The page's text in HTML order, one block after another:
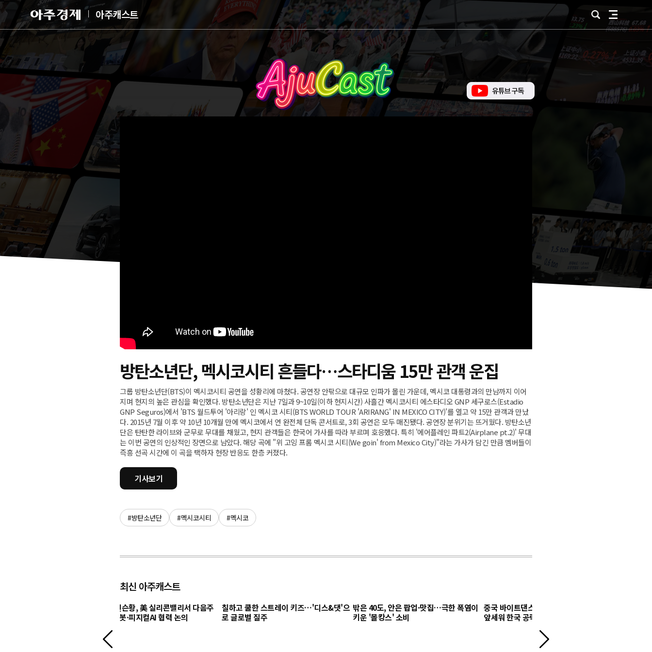
아
주
경
제
아주캐스트 검 전
체
메
Ajucast
유
튜
브
바
로
방탄소년단, 멕시코시티 흔들다…스타디움 15만 관객 운집
그룹 방탄소년단(BTS)이 멕시코시티 공연을 성황리에 마쳤다. 공연장 안팎으로 대규모 인파가 몰린 가운데, 멕시코 대통령과의 만남까지 이어
지며 현지의 높은 관심을 확인했다. 방탄소년단은 지난 7일과 9~10일(이하 현지시간) 사흘간 멕시코시티 에스타디오 GNP 세구로스(Estadio
GNP Seguros)에서 'BTS 월드투어 '아리랑' 인 멕시코 시티(BTS WORLD TOUR 'ARIRANG' IN MEXICO CITY)'를 열고 약 15만 관객과 만났
다. 2015년 7월 이후 약 10년 10개월 만에 멕시코에서 연 완전체 단독 콘서트로, 3회 공연은 모두 매진됐다. 공연장 분위기는 뜨거웠다. 방탄소년
단은 탄탄한 라이브와 군무로 무대를 채웠고, 현지 관객들은 한국어 가사를 따라 부르며 호응했다. 특히 '에어플레인 파트2(Airplane pt.2)' 무대
는 이번 공연의 인상적인 장면으로 남았다. 해당 곡에 "위 고잉 프롬 멕시코 시티(We goin' from Mexico City)"라는 가사가 담긴 만큼 멤버들이
즉흥 선곡 시간에 이 곡을 택하자 현장 반응도 한층 커졌다.
기사보기
#방탄소년단 #멕시코시티 #멕시코
최신 아주캐스트
구광모-젠슨황, 美 실리콘밸리서 다음주
회동…로봇·피지컬AI 협력 논의
칠하고 쿨한 스트레이 키즈…'디스&댓'으
로 글로벌 질주
밖은 40도, 안은 팝업·맛집…극한 폭염이
키운 '몰캉스' 소비
중국 바이트댄스, AI 영상모델 '시댄스 2.5'
앞세워 한국 공략 본격화
이 다